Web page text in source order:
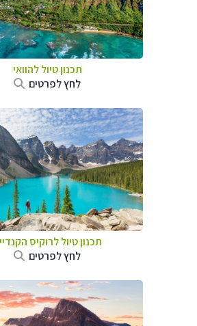
תכנון טיול להוואי
לחץ לפרטים
תכנון טיול לרוקיס
לחץ לפרטים